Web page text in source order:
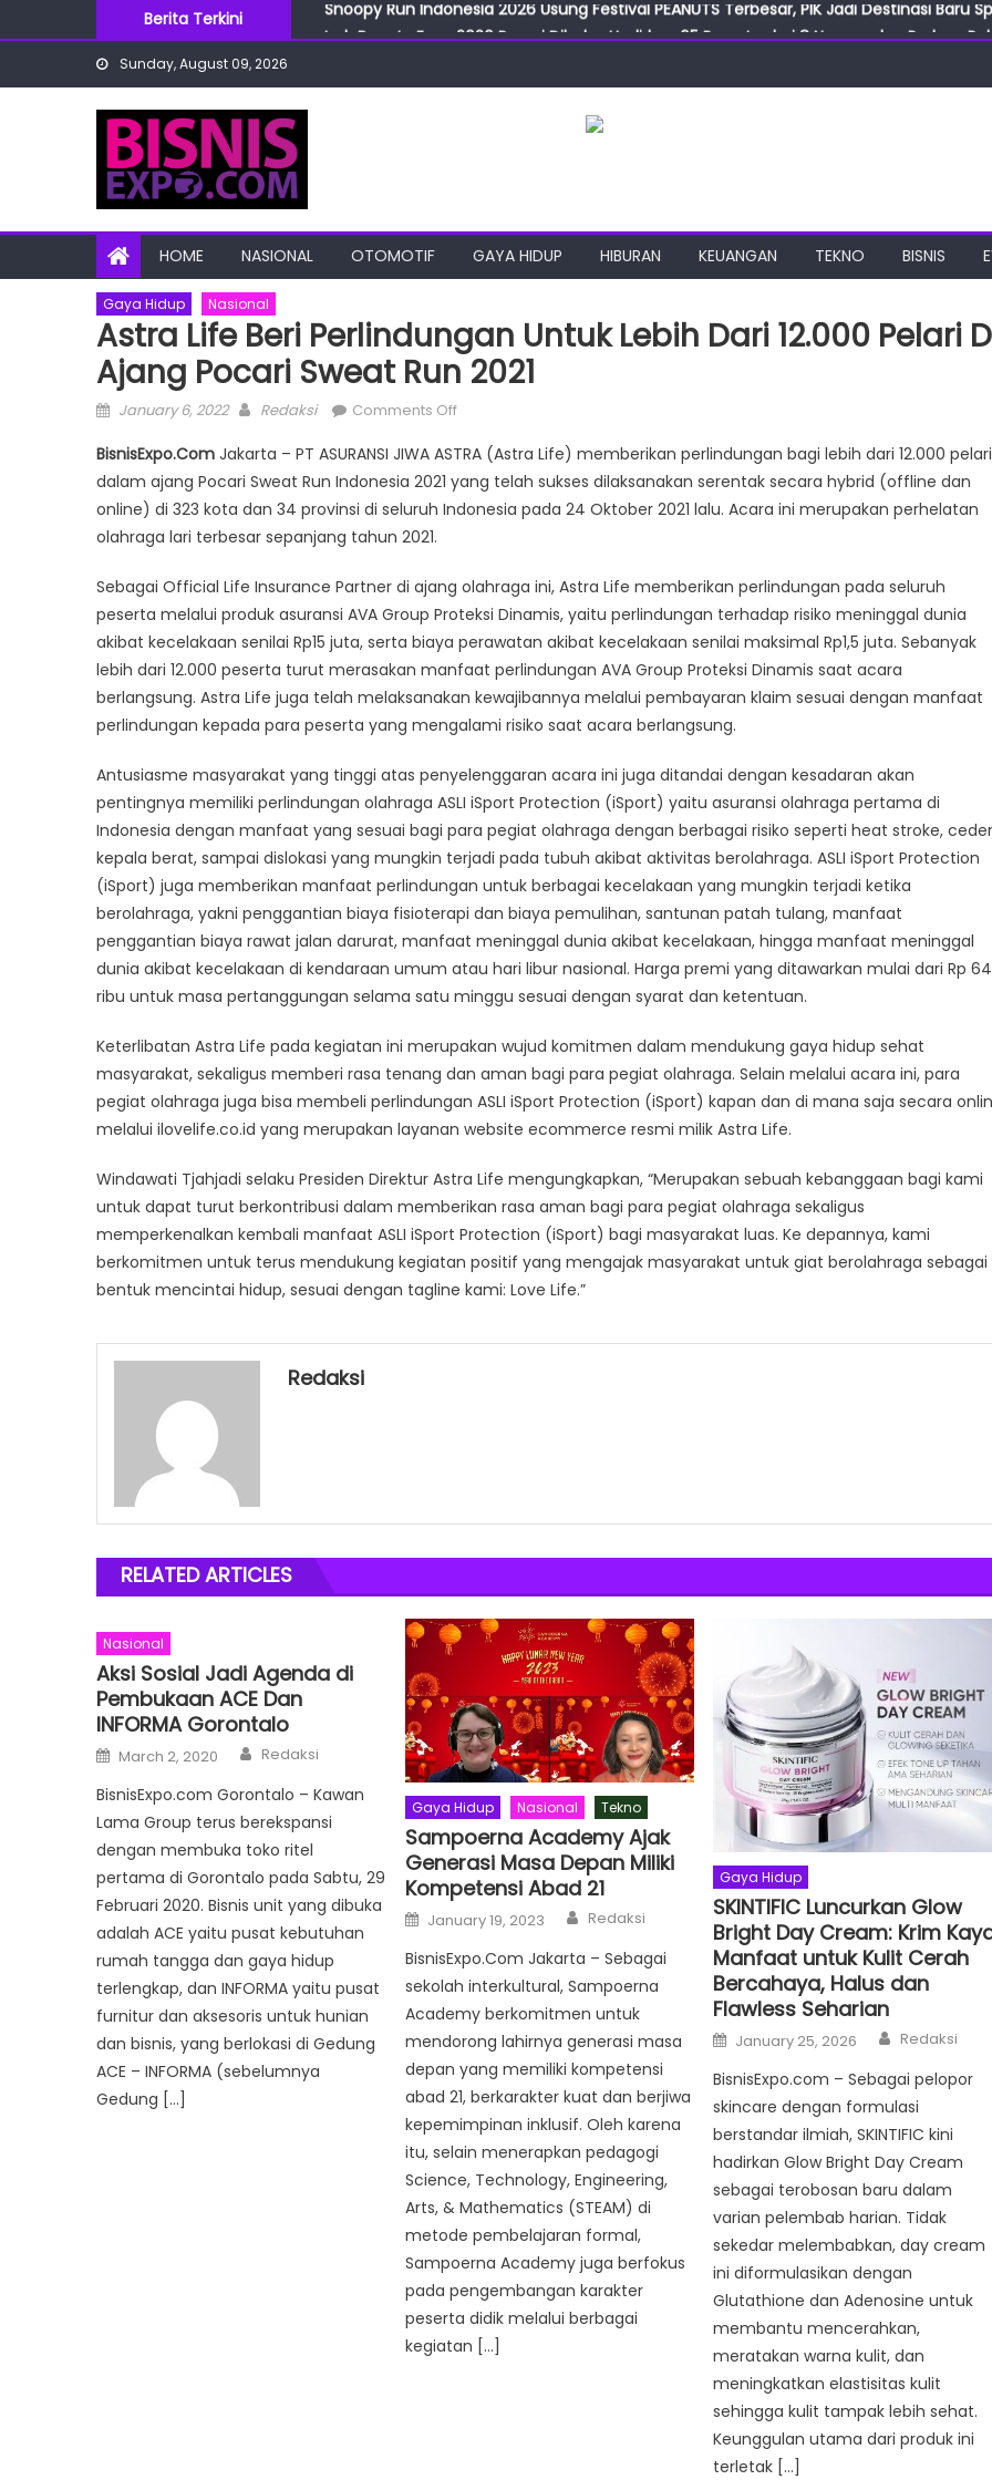
to
Berita Terkini
IndoBeauty Expo 2026 Resmi Dibuka, Hadirkan 65 Peserta dari 8 Negara dan Perluas
IndoHealthcare Gakeslab Expo 2026 Resmi Digelar, Tampilkan Teknologi Medis dan
BRI Cabang Mega Kuningan Gulirkan Program Jumat Berkah, Wujud Nyata Kepedulian
Snoopy Run Indonesia 2026 Usung Festival PEANUTS Terbesar, PIK Jadi Destinasi Baru
Sunday, August 09, 2026
HOME NASIONAL OTOMOTIF GAYA HIDUP HIBURAN KEUANGAN TEKNO BISNIS
Gaya Hidup Nasional
Astra Life Beri Perlindungan Untuk Lebih Dari 12.000 Pelari
Ajang Pocari Sweat Run 2021
Posted
January 6, 2022 Author
Redaksi Comments Offon
Life
Beri
Perlindungan
Dari
12.000
Pelari
Di
Ajang
Pocari
Sweat
Run
BisnisExpo.Com Jakarta – PT ASURANSI JIWA ASTRA (Astra Life) memberikan perlindungan bagi lebih dari 12.000 pelari
dalam ajang Pocari Sweat Run Indonesia 2021 yang telah sukses dilaksanakan serentak secara hybrid (offline dan
online) di 323 kota dan 34 provinsi di seluruh Indonesia pada 24 Oktober 2021 lalu. Acara ini merupakan perhelatan
olahraga lari terbesar sepanjang tahun 2021.
Sebagai Official Life Insurance Partner di ajang olahraga ini, Astra Life memberikan perlindungan pada seluruh
peserta melalui produk asuransi AVA Group Proteksi Dinamis, yaitu perlindungan terhadap risiko meninggal dunia
akibat kecelakaan senilai Rp15 juta, serta biaya perawatan akibat kecelakaan senilai maksimal Rp1,5 juta. Sebanyak
lebih dari 12.000 peserta turut merasakan manfaat perlindungan AVA Group Proteksi Dinamis saat acara
berlangsung. Astra Life juga telah melaksanakan kewajibannya melalui pembayaran klaim sesuai dengan manfaat
perlindungan kepada para peserta yang mengalami risiko saat acara berlangsung.
Antusiasme masyarakat yang tinggi atas penyelenggaran acara ini juga ditandai dengan kesadaran akan
pentingnya memiliki perlindungan olahraga ASLI iSport Protection (iSport) yaitu asuransi olahraga pertama di
Indonesia dengan manfaat yang sesuai bagi para pegiat olahraga dengan berbagai risiko seperti heat stroke,
kepala berat, sampai dislokasi yang mungkin terjadi pada tubuh akibat aktivitas berolahraga. ASLI iSport Protection
(iSport) juga memberikan manfaat perlindungan untuk berbagai kecelakaan yang mungkin terjadi ketika
berolahraga, yakni penggantian biaya fisioterapi dan biaya pemulihan, santunan patah tulang, manfaat
penggantian biaya rawat jalan darurat, manfaat meninggal dunia akibat kecelakaan, hingga manfaat meninggal
dunia akibat kecelakaan di kendaraan umum atau hari libur nasional. Harga premi yang ditawarkan mulai dari Rp 64
ribu untuk masa pertanggungan selama satu minggu sesuai dengan syarat dan ketentuan.
Keterlibatan Astra Life pada kegiatan ini merupakan wujud komitmen dalam mendukung gaya hidup sehat
masyarakat, sekaligus memberi rasa tenang dan aman bagi para pegiat olahraga. Selain melalui acara ini, para
pegiat olahraga juga bisa membeli perlindungan ASLI iSport Protection (iSport) kapan dan di mana saja secara
melalui ilovelife.co.id yang merupakan layanan website ecommerce resmi milik Astra Life.
Windawati Tjahjadi selaku Presiden Direktur Astra Life mengungkapkan, “Merupakan sebuah kebanggaan bagi kami
untuk dapat turut berkontribusi dalam memberikan rasa aman bagi para pegiat olahraga sekaligus
memperkenalkan kembali manfaat ASLI iSport Protection (iSport) bagi masyarakat luas. Ke depannya, kami
berkomitmen untuk terus mendukung kegiatan positif yang mengajak masyarakat untuk giat berolahraga sebagai
bentuk mencintai hidup, sesuai dengan tagline kami: Love Life.”
Redaksi
RELATED ARTICLES
Nasional
Aksi Sosial Jadi Agenda di
Pembukaan ACE Dan
INFORMA Gorontalo
Posted
on
March 2, 2020 Author
Redaksi
BisnisExpo.com Gorontalo – Kawan
Lama Group terus berekspansi
dengan membuka toko ritel
pertama di Gorontalo pada Sabtu, 29
Februari 2020. Bisnis unit yang dibuka
adalah ACE yaitu pusat kebutuhan
rumah tangga dan gaya hidup
terlengkap, dan INFORMA yaitu pusat
furnitur dan aksesoris untuk hunian
dan bisnis, yang berlokasi di Gedung
ACE – INFORMA (sebelumnya
Gedung […]
Gaya Hidup Nasional Tekno
Sampoerna Academy Ajak
Generasi Masa Depan Miliki
Kompetensi Abad 21
Posted
on
January 19, 2023 Author
Redaksi
BisnisExpo.Com Jakarta – Sebagai
sekolah interkultural, Sampoerna
Academy berkomitmen untuk
mendorong lahirnya generasi masa
depan yang memiliki kompetensi
abad 21, berkarakter kuat dan berjiwa
kepemimpinan inklusif. Oleh karena
itu, selain menerapkan pedagogi
Science, Technology, Engineering,
Arts, & Mathematics (STEAM) di
metode pembelajaran formal,
Sampoerna Academy juga berfokus
pada pengembangan karakter
peserta didik melalui berbagai
kegiatan […]
Gaya Hidup
SKINTIFIC Luncurkan Glow
Bright Day Cream: Krim
Manfaat untuk Kulit Cerah
Bercahaya, Halus dan
Flawless Seharian
Posted
on
January 25, 2026 Author
Redaksi
BisnisExpo.com – Sebagai pelopor
skincare dengan formulasi
berstandar ilmiah, SKINTIFIC kini
hadirkan Glow Bright Day Cream
sebagai terobosan baru dalam
varian pelembab harian. Tidak
sekedar melembabkan, day cream
ini diformulasikan dengan
Glutathione dan Adenosine untuk
membantu mencerahkan,
meratakan warna kulit, dan
meningkatkan elastisitas kulit
sehingga kulit tampak lebih sehat.
Keunggulan utama dari produk ini
terletak […]